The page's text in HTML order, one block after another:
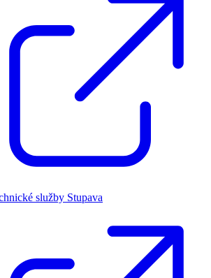
služby Stupava